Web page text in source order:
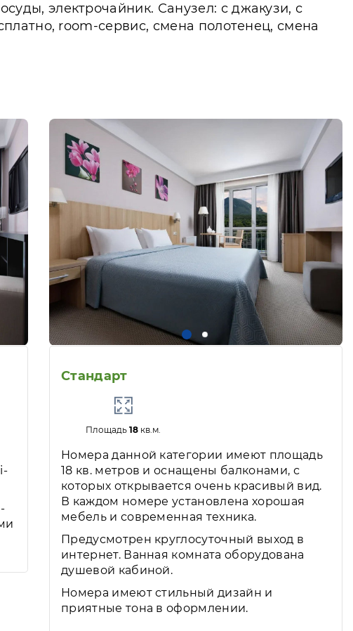
электрочайник. Санузел: с джакузи, с
room-сервис, смена полотенец, смена
Стандарт
Площадь18 кв.м.
Номера данной категории имеют площадь
18 кв. метров и оснащены балконами, с
которых открывается очень красивый вид.
В каждом номере установлена хорошая
мебель и современная техника.
Предусмотрен круглосуточный выход в
интернет. Ванная комната оборудована
душевой кабиной.
Номера имеют стильный дизайн и
приятные тона в оформлении.